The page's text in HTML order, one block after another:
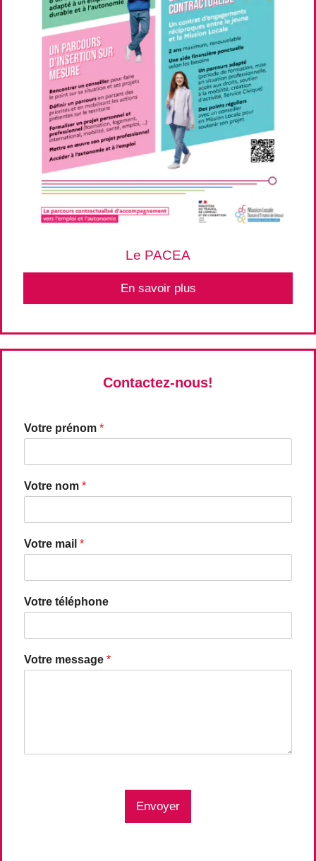
Le PACEA
En savoir plus
Contactez-nous!
Votre prénom *
Votre nom *
Votre mail *
Votre téléphone
Votre message *
Envoyer